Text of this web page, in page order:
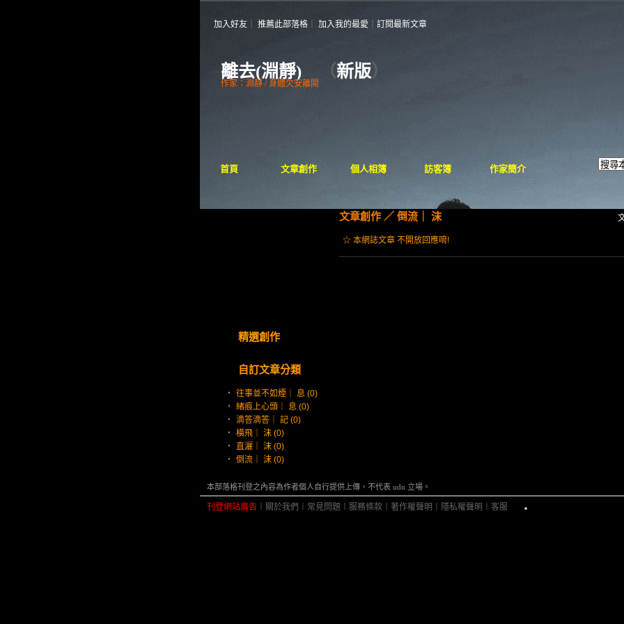
離去(淵靜) （新版）
首頁 文章創作 個人相簿 訪客簿 作家簡介
加入好友 推薦此部落格 加入我的最愛 訂閱最新文章
作家：淵靜 / 身體欠安離開
精選創作
自訂文章分類
‧
往事並不如煙｜ 息 (0)
‧
緒痕上心頭｜ 息 (0)
‧
滴答滴答｜ 記 (0)
‧
橫飛｜ 沫 (0)
‧
直灑｜ 沫 (0)
‧
倒流｜ 沫 (0)
文章創作 ／ 倒流｜ 沫
☆ 本網誌文章 不開放回應唷!
本部落格刊登之內容為作者個人自行提供上傳，不代表 udn 立場。
刊登網站廣告 關於我們 常見問題 服務條款 著作權聲明 隱私權聲明 客服